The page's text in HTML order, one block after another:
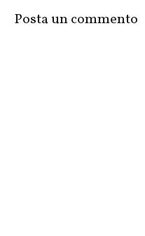
Posta un commento